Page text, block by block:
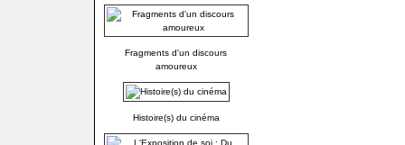
Fragments d'un discours
amoureux
Histoire(s) du cinéma